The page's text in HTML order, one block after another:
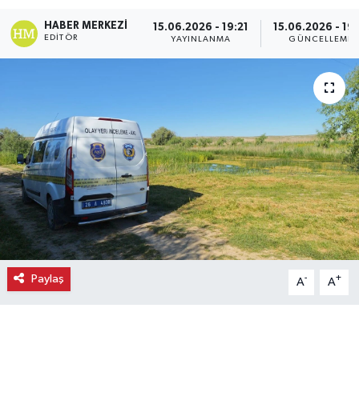
HABER MERKEZI
EDITÖR
15.06.2026 - 19:21
YAYINLANMA
15.06.2026 -
GÜNCELLEME
Paylaş A- A+
Ekonomi
Emlak
Gündem
Gurme
Haber
İlçe Haberleri